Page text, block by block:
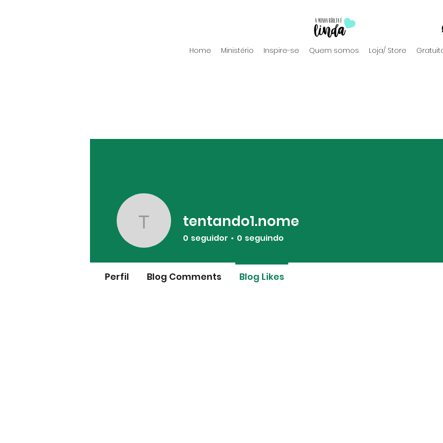
Home Ministério Inspire-se Quem somos Loja/ Store
tentando1.nome
tentando1.nome
0 seguidor 0 seguindo
Perfil Blog Comments Blog Likes